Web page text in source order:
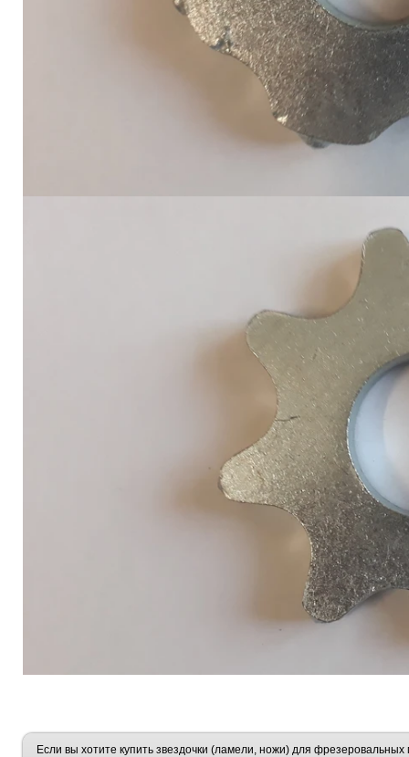
Если вы хотите купить звездочки (ламели, ножи) для